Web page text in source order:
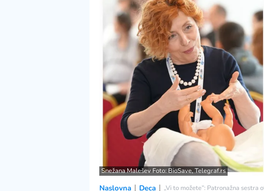
Snežana Malešev Foto: BioSave, Telegraf.rs
Naslovna Deca „Vi to možete”: Patronažna sestra